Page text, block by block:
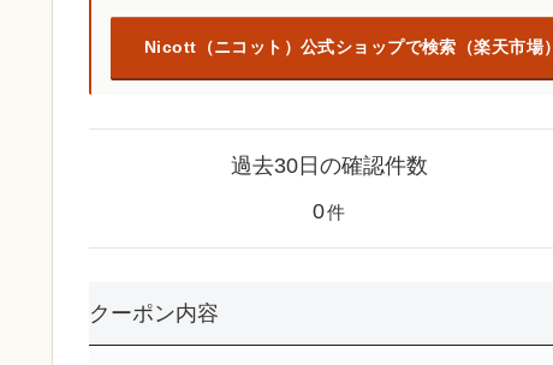
Nicott（ニコット）公式ショップで検索（楽天市場）
過去30日の確認件数
0件
クーポン内容